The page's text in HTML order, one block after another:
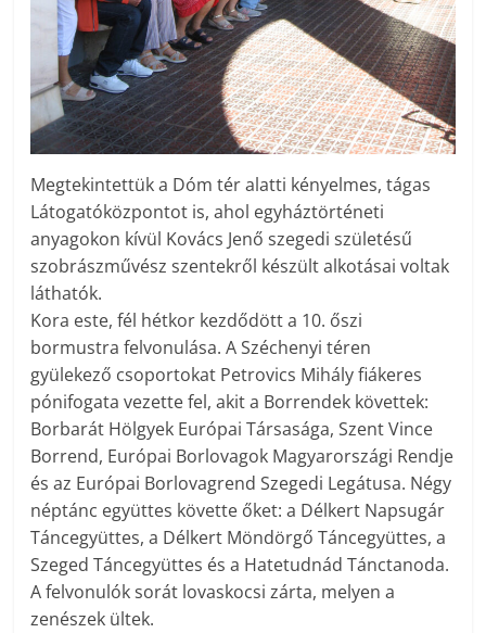
Megtekintettük a Dóm tér alatti kényelmes, tágas
Látogatóközpontot is, ahol egyháztörténeti
anyagokon kívül Kovács Jenő szegedi születésű
szobrászművész szentekről készült alkotásai voltak
láthatók.
Kora este, fél hétkor kezdődött a 10. őszi
bormustra felvonulása. A Széchenyi téren
gyülekező csoportokat Petrovics Mihály fiákeres
pónifogata vezette fel, akit a Borrendek követtek:
Borbarát Hölgyek Európai Társasága, Szent Vince
Borrend, Európai Borlovagok Magyarországi Rendje
és az Európai Borlovagrend Szegedi Legátusa. Négy
néptánc együttes követte őket: a Délkert Napsugár
Táncegyüttes, a Délkert Möndörgő Táncegyüttes, a
Szeged Táncegyüttes és a Hatetudnád Tánctanoda.
A felvonulók sorát lovaskocsi zárta, melyen a
zenészek ültek.